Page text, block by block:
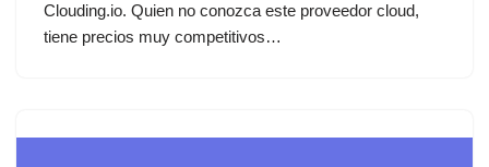
Clouding.io. Quien no conozca este proveedor cloud,
tiene precios muy competitivos…